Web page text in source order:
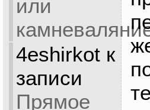
или
4eshirkotк
записи
Прямое